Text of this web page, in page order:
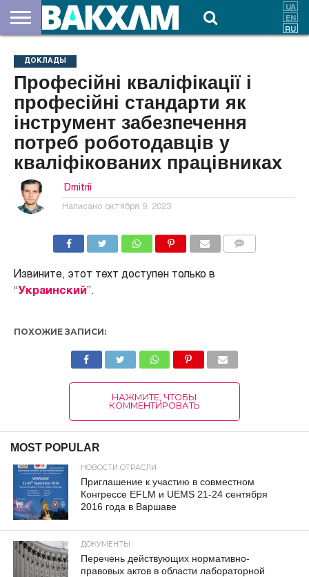
НАС
ВЗНОСЫ
ДОКУМЕНТЫ
НОВОСТИ
КОНТАКТЫ
ДОКЛАДЫ
Професійні кваліфікації і
професійні стандарти як
інструмент забезпечення
потреб роботодавців у
кваліфікованих працівниках
Dmitrii
Написано октября 9, 2023
Извините, этот техт доступен только в
“Украинский ”.
ПОХОЖИЕ ЗАПИСИ:
НАЖМИТЕ, ЧТОБЫ
КОММЕНТИРОВАТЬ
MOST POPULAR
НОВОСТИ ОТРАСЛИ
Приглашение к участию в совместном
Конгрессе EFLM и UEMS 21-24 сентября
2016 года в Варшаве
ДОКУМЕНТЫ
Перечень действующих нормативно-
правовых актов в области лабораторной